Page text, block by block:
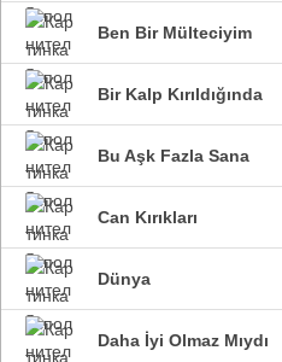
Ben Bir Mülteciyim
Bir Kalp Kırıldığında
Bu Aşk Fazla Sana
Can Kırıkları
Dünya
Daha İyi Olmaz Mıydı